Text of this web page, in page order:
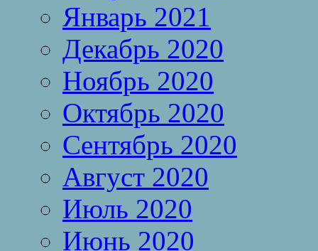
Январь 2021
Декабрь 2020
Ноябрь 2020
Октябрь 2020
Сентябрь 2020
Август 2020
Июль 2020
Июнь 2020